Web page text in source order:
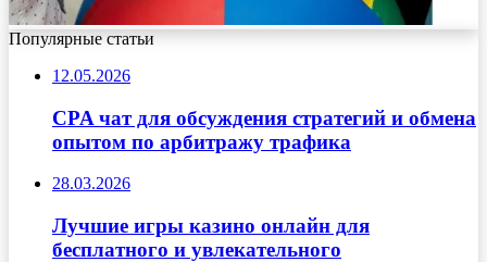
Популярные статьи
12.05.2026
CPA чат для обсуждения стратегий и обмена
опытом по арбитражу трафика
28.03.2026
Лучшие игры казино онлайн для
бесплатного и увлекательного